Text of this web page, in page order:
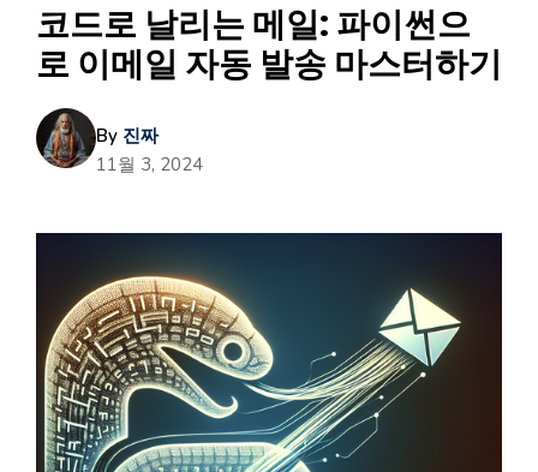
코드로 날리는 메일: 파이썬으
로 이메일 자동 발송 마스터하기
By 진짜
11월 3, 2024